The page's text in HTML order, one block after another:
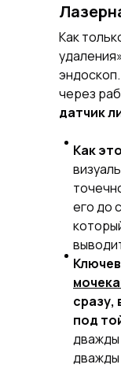
Как
через
датчик
Как
его до
сразу,
под
дважды
дважды